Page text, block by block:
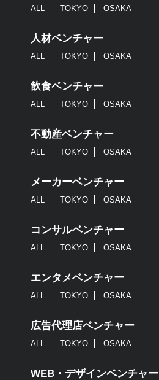
ALL TOKYO OSAKA
人材ベンチャー
ALL TOKYO OSAKA
飲食ベンチャー
ALL TOKYO OSAKA
不動産ベンチャー
ALL TOKYO OSAKA
メーカーベンチャー
ALL TOKYO OSAKA
コンサルベンチャー
ALL TOKYO OSAKA
エンタメベンチャー
ALL TOKYO OSAKA
広告代理店ベンチャー
ALL TOKYO OSAKA
WEB・デザインベンチャー